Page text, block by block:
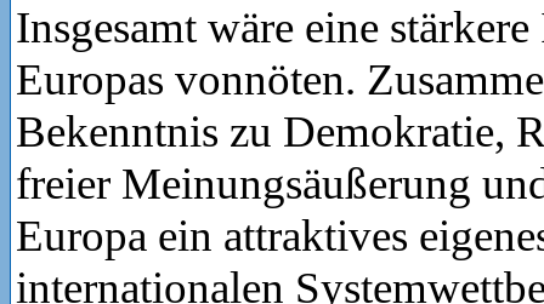
Insgesamt wäre eine
Europas vonnöten.
Bekenntnis zu Demokratie,
freier Meinungsäußerung
Europa ein attraktives
internationalen